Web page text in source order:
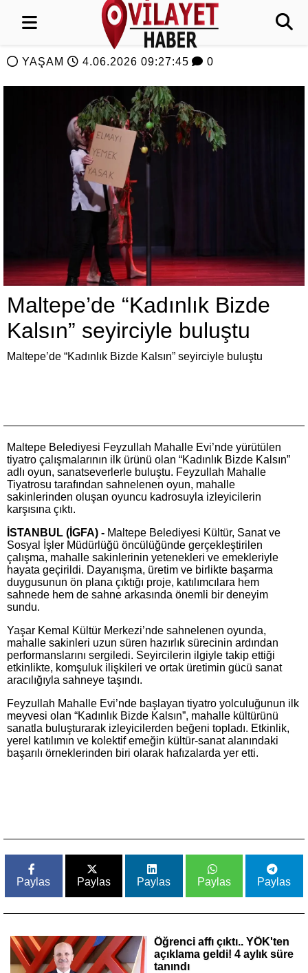
YAŞAM 4.06.2026 09:27:45 0
Maltepe’de “Kadınlık Bizde
Kalsın” seyirciyle buluştu
Maltepe’de “Kadınlık Bizde Kalsın” seyirciyle buluştu
Maltepe Belediyesi Feyzullah Mahalle Evi’nde yürütülen
tiyatro çalışmalarının ilk ürünü olan “Kadınlık Bizde Kalsın”
adlı oyun, sanatseverlerle buluştu. Feyzullah Mahalle
Tiyatrosu tarafından sahnelenen oyun, mahalle
sakinlerinden oluşan oyuncu kadrosuyla izleyicilerin
karşısına çıktı.
İSTANBUL (İGFA) - Maltepe Belediyesi Kültür, Sanat ve
Sosyal İşler Müdürlüğü öncülüğünde gerçekleştirilen
çalışma, mahalle sakinlerinin yetenekleri ve emekleriyle
hayata geçirildi. Dayanışma, üretim ve birlikte başarma
duygusunun ön plana çıktığı proje, katılımcılara hem
sahnede hem de sahne arkasında önemli bir deneyim
sundu.
Yaşar Kemal Kültür Merkezi’nde sahnelenen oyunda,
mahalle sakinleri uzun süren hazırlık sürecinin ardından
performanslarını sergiledi. Seyircilerin ilgiyle takip ettiği
etkinlikte, komşuluk ilişkileri ve ortak üretimin gücü sanat
aracılığıyla sahneye taşındı.
Feyzullah Mahalle Evi’nde başlayan tiyatro yolculuğunun ilk
meyvesi olan “Kadınlık Bizde Kalsın”, mahalle kültürünü
sanatla buluşturarak izleyicilerden beğeni topladı. Etkinlik,
yerel katılımın ve kolektif emeğin kültür-sanat alanındaki
başarılı örneklerinden biri olarak hafızalarda yer etti.
Paylas Paylas Paylas Paylas Paylas
Öğrenci affı çıktı.. YÖK'ten
açıklama geldi! 4 aylık süre
tanındı